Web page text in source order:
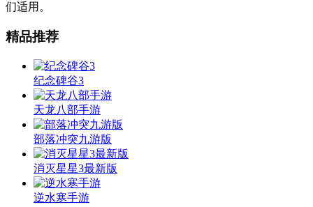
们适用。
精品推荐
纪念碑谷3
天龙八部手游
部落冲突九游版
消灭星星3最新版
逆水寒手游